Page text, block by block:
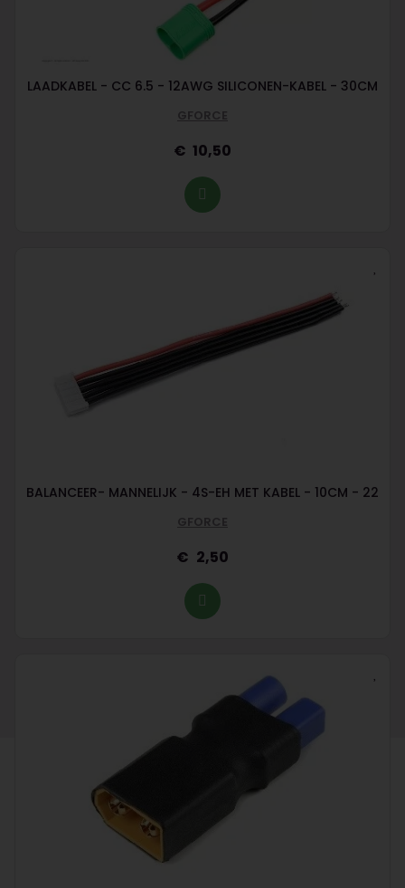
LAADKABEL - CC 6.5 - 12AWG SILICONEN-KABEL - 30CM
GFORCE
10,50
BALANCEER- MANNELIJK - 4S-EH MET KABEL - 10CM - 22
GFORCE
2,50